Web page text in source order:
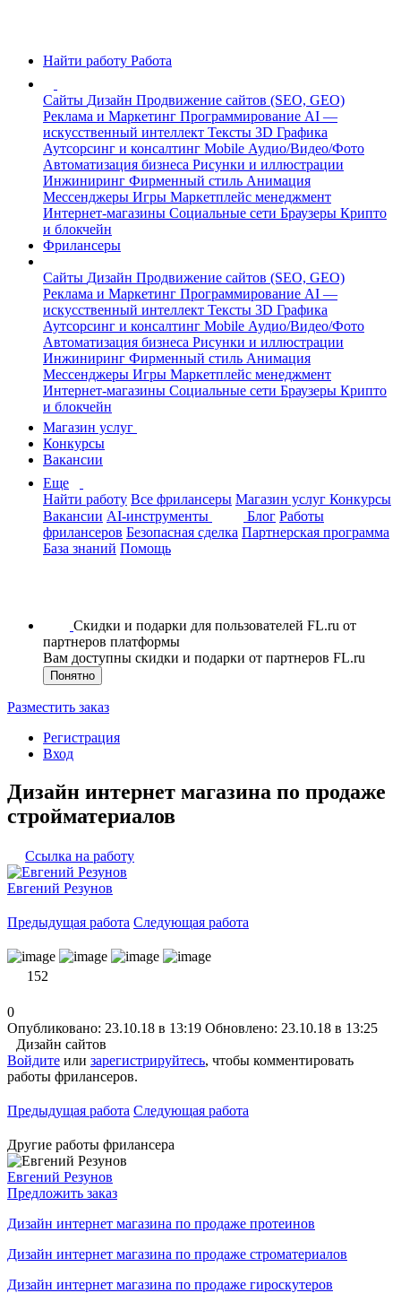
Найти работу Работа
Сайты Дизайн Продвижение сайтов (SEO, GEO)
Реклама и Маркетинг Программирование AI —
искусственный интеллект Тексты 3D Графика
Аутсорсинг и консалтинг Mobile Аудио/Видео/Фото
Автоматизация бизнеса Рисунки и иллюстрации
Инжиниринг Фирменный стиль Анимация
Мессенджеры Игры Маркетплейс менеджмент
Интернет-магазины Социальные сети Браузеры Крипто
и блокчейн
Фрилансеры
Сайты Дизайн Продвижение сайтов (SEO, GEO)
Реклама и Маркетинг Программирование AI —
искусственный интеллект Тексты 3D Графика
Аутсорсинг и консалтинг Mobile Аудио/Видео/Фото
Автоматизация бизнеса Рисунки и иллюстрации
Инжиниринг Фирменный стиль Анимация
Мессенджеры Игры Маркетплейс менеджмент
Интернет-магазины Социальные сети Браузеры Крипто
и блокчейн
Магазин услуг
Конкурсы
Вакансии
Еще
Найти работу Все фрилансеры Магазин услуг Конкурсы
Вакансии AI-инструменты Блог Работы
фрилансеров Безопасная сделка Партнерская программа
База знаний Помощь
Скидки и подарки для пользователей FL.ru от
партнеров платформы
Вам доступны скидки и подарки от партнеров FL.ru
Понятно
Разместить заказ
Регистрация
Вход
Дизайн интернет магазина по продаже
стройматериалов
Ссылка на работу
Евгений Резунов
Предыдущая работа Следующая работа
152
0
Опубликовано: 23.10.18 в 13:19 Обновлено: 23.10.18 в 13:25
Дизайн сайтов
Войдите или зарегистрируйтесь, чтобы комментировать
работы фрилансеров.
Предыдущая работа Следующая работа
Другие работы фрилансера
Евгений Резунов
Предложить заказ
Дизайн интернет магазина по продаже протеинов
Дизайн интернет магазина по продаже строматериалов
Дизайн интернет магазина по продаже гироскутеров